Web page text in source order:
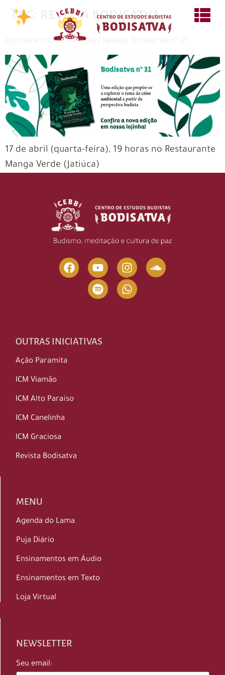
Tag: revista bodisatva
Lançamento em Maceió | Revista Bodisatva nº 31
17 de abril (quarta-feira), 19 horas no Restaurante
Manga Verde (Jatiúca)
OUTRAS INICIATIVAS
Ação Paramita
ICM Viamão
ICM Alto Paraíso
ICM Canelinha
ICM Graciosa
Revista Bodisatva
MENU
Agenda do Lama
Puja Diário
Ensinamentos em Áudio
Ensinamentos em Texto
Loja Virtual
NEWSLETTER
Seu email: